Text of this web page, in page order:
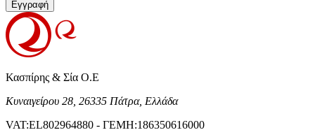
Εγγραφή
Κασπίρης & Σία Ο.Ε
Κυναιγείρου 28, 26335 Πάτρα, Ελλάδα
VAT:EL802964880 - ΓΕΜΗ:186350616000